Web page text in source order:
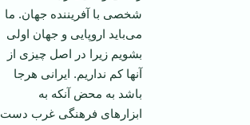
شخصی با آفریننده جهان. ما
می‌باید اروپایی و جهان اولی
بشویم زیرا در اصل چیزی از
آنها کم نداریم. ایرانی هرجا
باشد به محض آنکه به
ابزارهای فرهنگی غرب دست